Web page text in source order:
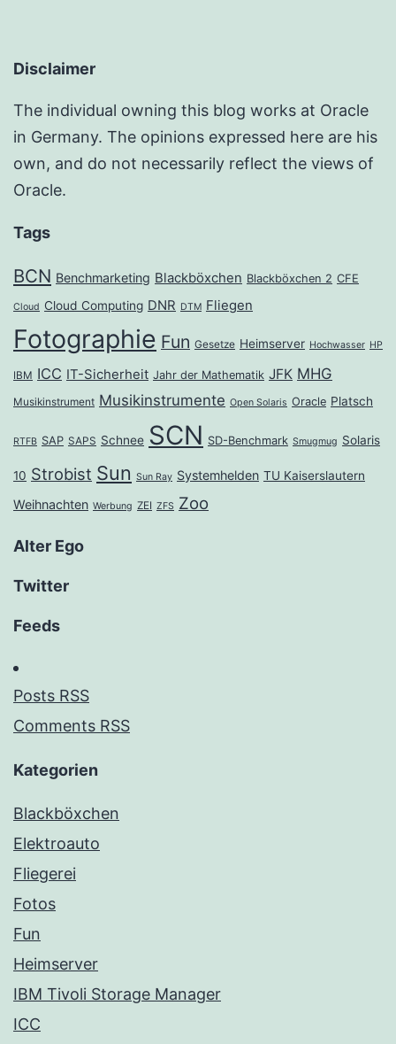
Disclaimer
The individual owning this blog works at Oracle
in Germany. The opinions expressed here are his
own, and do not necessarily reflect the views of
Oracle.
Tags
BCN Benchmarketing Blackböxchen Blackböxchen 2 CFE
Cloud Cloud Computing DNR DTM Fliegen
Fotographie Fun Gesetze Heimserver Hochwasser HP
IBM ICC IT-Sicherheit Jahr der Mathematik JFK MHG
Musikinstrument Musikinstrumente Open Solaris Oracle Platsch
RTFB SAP SAPS Schnee SCN SD-Benchmark Smugmug Solaris
10 Strobist Sun Sun Ray Systemhelden TU Kaiserslautern
Weihnachten Werbung ZEI ZFS Zoo
Alter Ego
Twitter
Feeds
Posts RSS
Comments RSS
Kategorien
Blackböxchen
Elektroauto
Fliegerei
Fotos
Fun
Heimserver
IBM Tivoli Storage Manager
ICC